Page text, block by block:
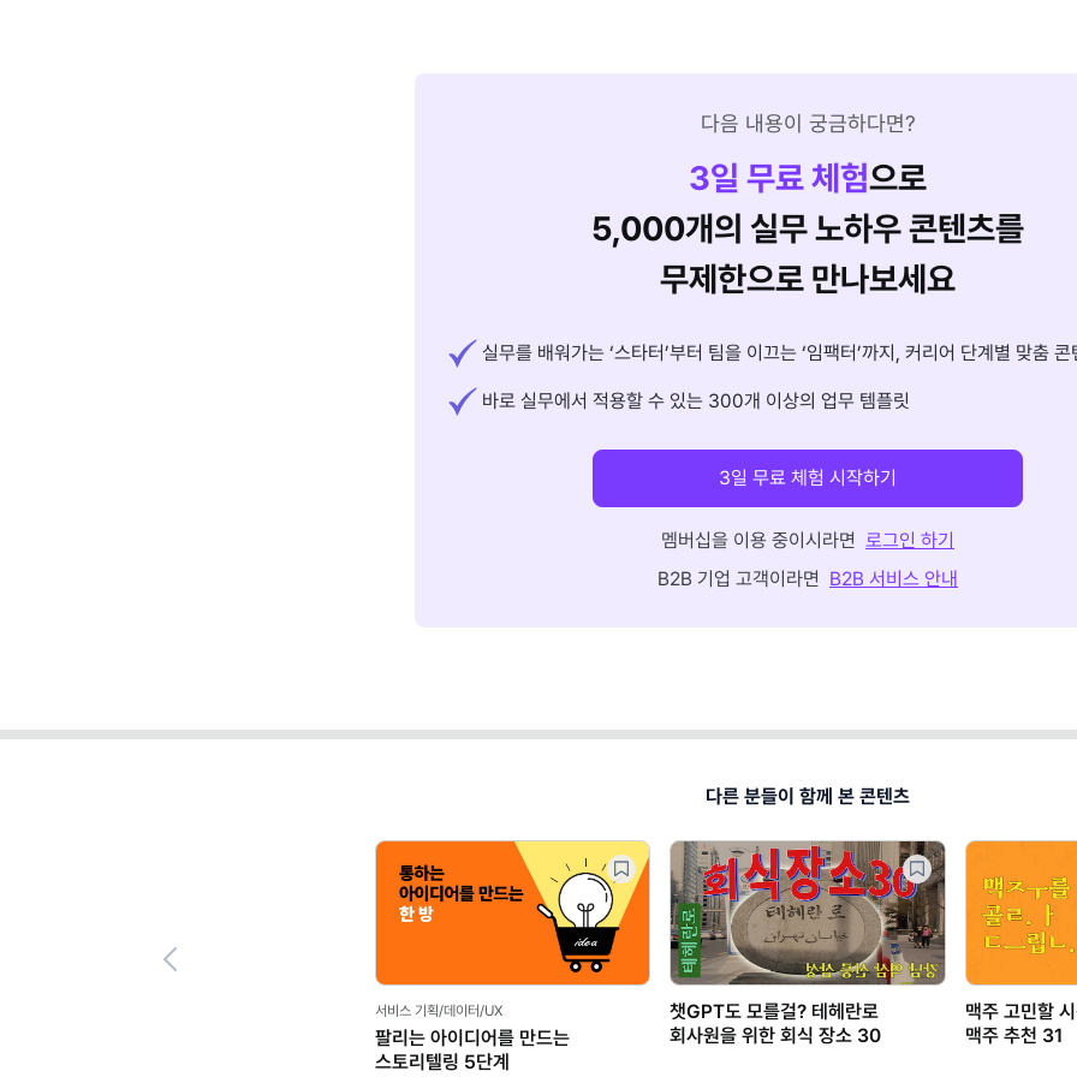
다음 내용이 궁금하다면?
3일 무료 체험으로
5,000개의 실무 노하우 콘텐츠를
무제한으로 만나보세요
실무를 배워가는 ‘스타터’부터 팀을 이끄는 ‘임팩터’까지, 커리어 단계별 맞춤 콘
바로 실무에서 적용할 수 있는 300개 이상의 업무 템플릿
3일 무료 체험 시작하기
멤버십을 이용 중이시라면 로그인 하기
B2B 기업 고객이라면 B2B 서비스 안내
다른 분들이 함께 본 콘텐츠
서비스 기획/데이터/UX
팔리는 아이디어를 만드는
스토리텔링 5단계
챗GPT도 모를걸? 테헤란로
회사원을 위한 회식 장소 30
맥주 고민할
맥주 추천 31